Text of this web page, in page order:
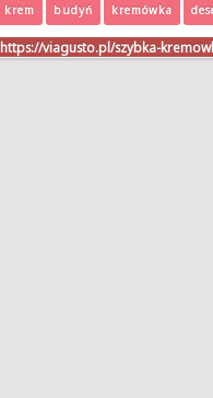
krem budyń kremówka
https://viagusto.pl/szybka-